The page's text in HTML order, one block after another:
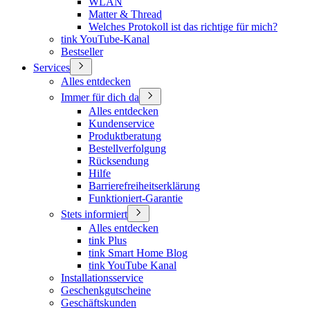
Matter & Thread
Welches Protokoll ist das richtige für mich?
tink YouTube-Kanal
Bestseller
Services
Alles entdecken
Immer für dich da
Alles entdecken
Kundenservice
Produktberatung
Bestellverfolgung
Rücksendung
Hilfe
Barrierefreiheitserklärung
Funktioniert-Garantie
Stets informiert
Alles entdecken
tink Plus
tink Smart Home Blog
tink YouTube Kanal
Installationsservice
Geschenkgutscheine
Geschäftskunden